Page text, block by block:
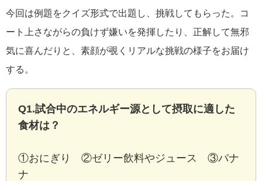
今回は例題をクイズ形式で出題し、挑戦してもらった。コ
ート上さながらの負けず嫌いを発揮したり、正解して無邪
気に喜んだりと、素顔が覗くリアルな挑戦の様子をお届け
する。
Q1.試合中のエネルギー源として摂取に適した
食材は？
①おにぎり ②ゼリー飲料やジュース ③バナ
ナ